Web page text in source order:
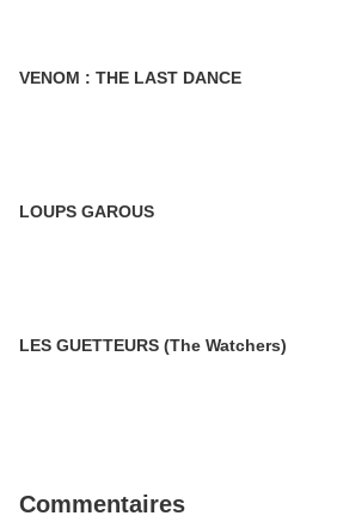
VENOM : THE LAST DANCE
LOUPS GAROUS
LES GUETTEURS (The Watchers)
Commentaires